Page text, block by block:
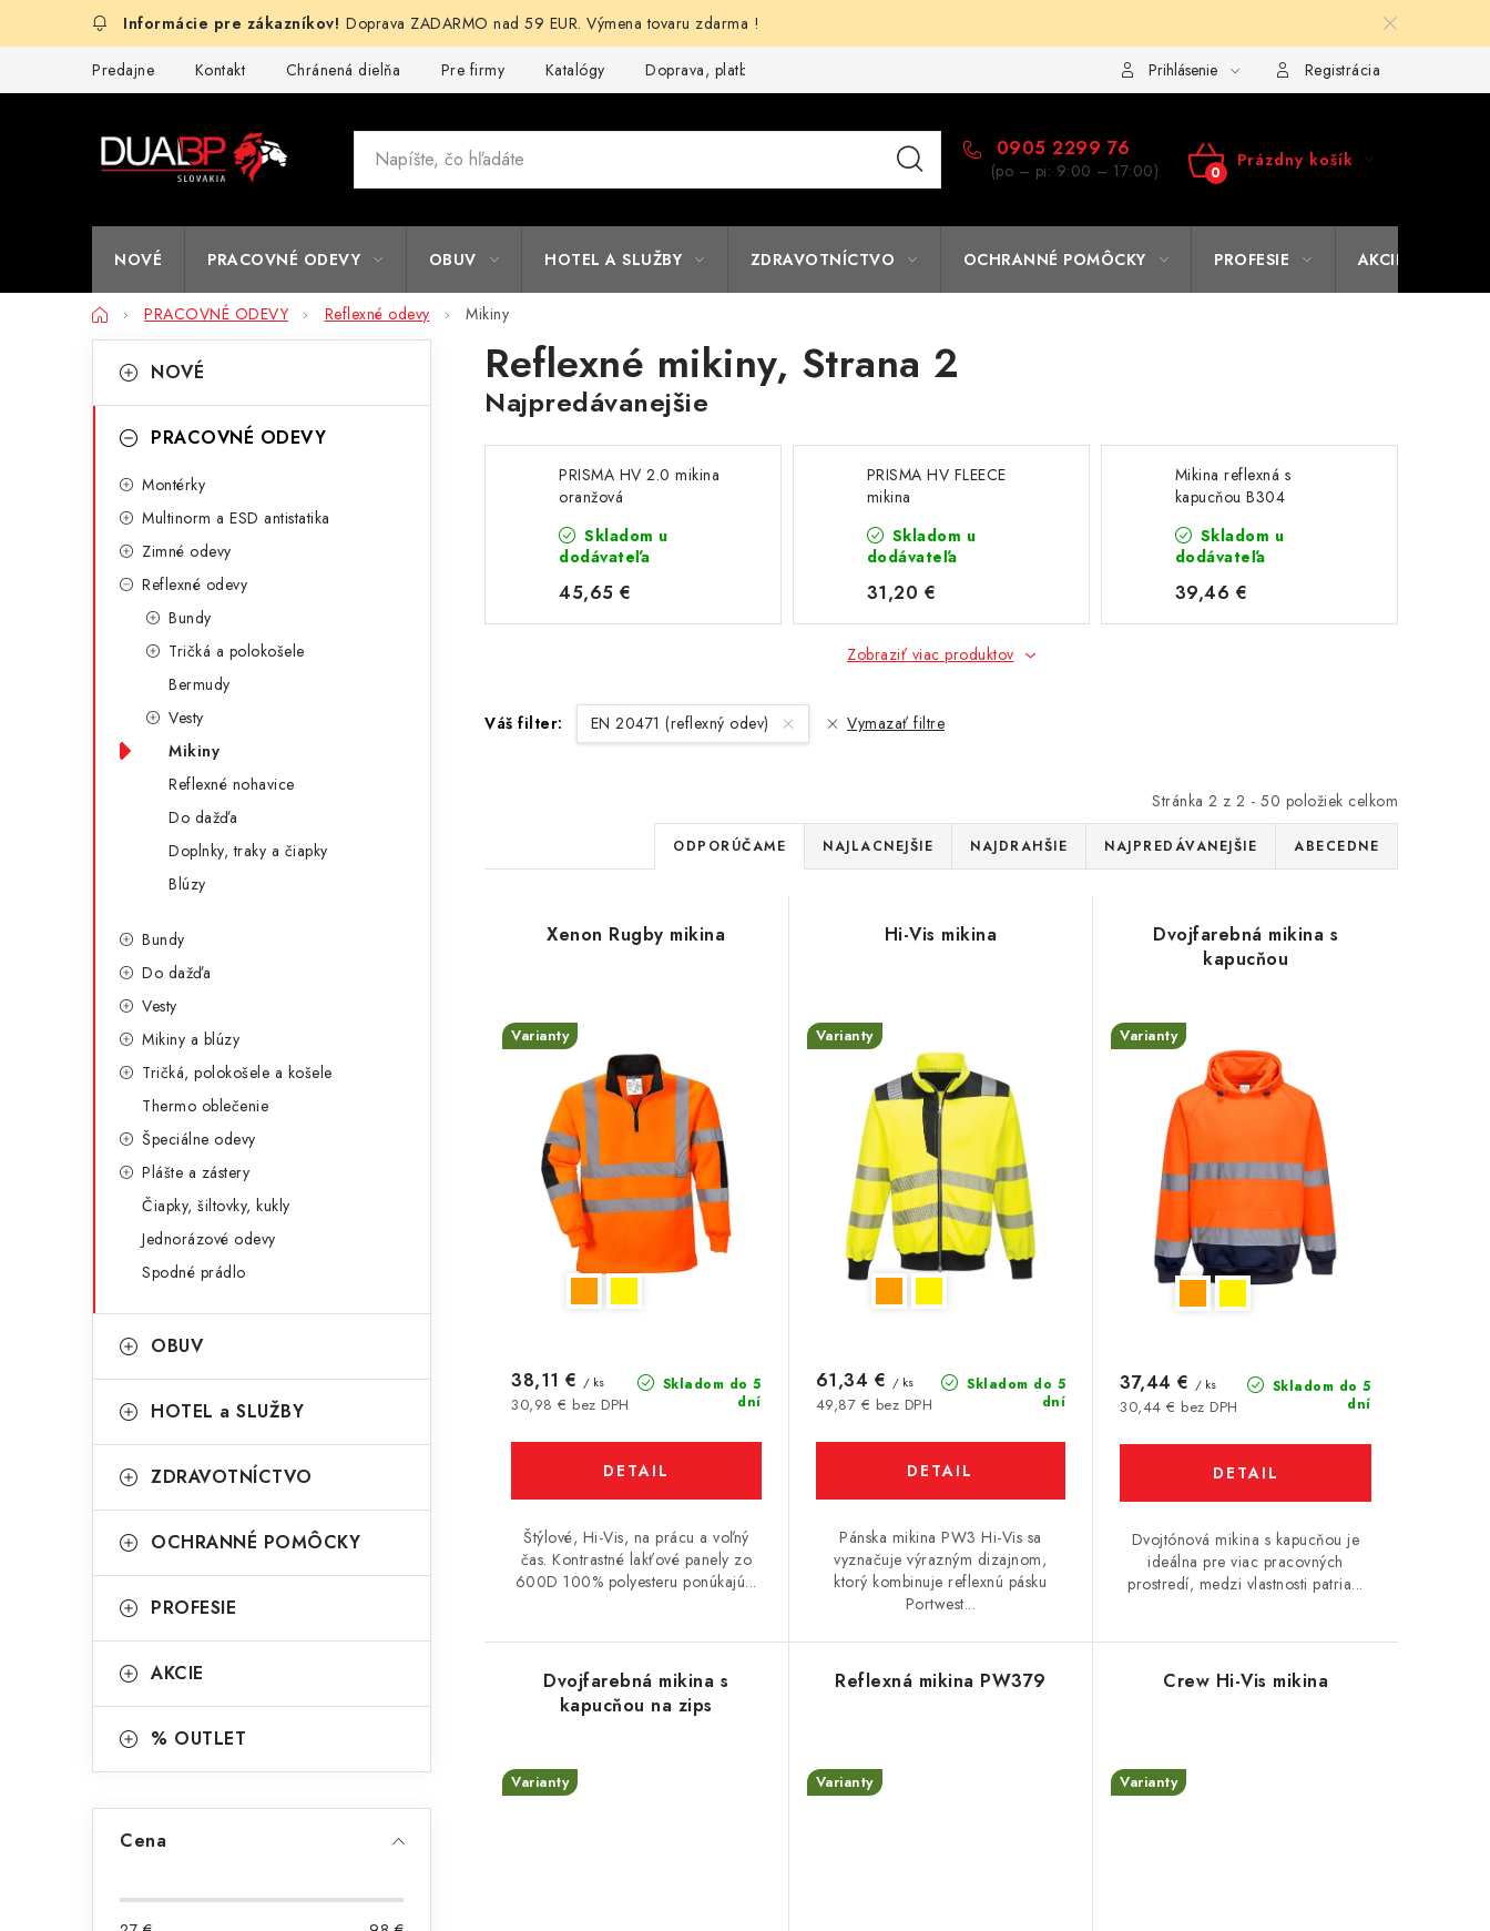
Doprava ZADARMO nad 59 EUR. Výmena tovaru zdarma !
Predajne Kontakt Chránená dielňa Pre firmy Katalógy Doprava, platba a zľavy Formulár na výmenu tovaru Kto sme Reklamačný poriadok
Prihlásenie Registrácia
0905 2299 76
(po – pi: 9:00 – 17:00)
NÁKUPNÝ
Prázdny košík
NOVÉ PRACOVNÉ ODEVY OBUV HOTEL A SLUŽBY ZDRAVOTNÍCTVO OCHRANNÉ POMÔCKY PROFESIE AKCIE
DomovPRACOVNÉ ODEVY Reflexné odevy Mikiny
okategórie
a
NOVÉ
PRACOVNÉ ODEVY
Montérky
Multinorm a ESD antistatika
Zimné odevy
Reflexné odevy
Bundy
Tričká a polokošele
Bermudy
Vesty
Mikiny
Reflexné nohavice
Do dažďa
Doplnky, traky a čiapky
Blúzy
Bundy
Do dažďa
Vesty
Mikiny a blúzy
Tričká, polokošele a košele
Thermo oblečenie
Špeciálne odevy
Plášte a zástery
Čiapky, šiltovky, kukly
Jednorázové odevy
Spodné prádlo
OBUV
HOTEL a SLUŽBY
ZDRAVOTNÍCTVO
OCHRANNÉ POMÔCKY
PROFESIE
AKCIE
% OUTLET
Cena
Reflexné mikiny, Strana 2
Najpredávanejšie
PRISMA HV 2.0 mikina
oranžová
Skladom u
dodávateľa
45,65 €
PRISMA HV FLEECE
mikina
Skladom u
dodávateľa
31,20 €
Mikina reflexná s
kapucňou B304
Skladom u
dodávateľa
39,46 €
Zobraziť viac produktov
Váš filter: EN 20471 (reflexný odev) Vymazať filtre
Stránka 2 z 2 - 50 položiek celkom
R
a
d
i
e
r
o
d
t
o
v
ODPORÚČAME NAJLACNEJŠIE NAJDRAHŠIE NAJPREDÁVANEJŠIE ABECEDNE
p
Xenon Rugby mikina
Varianty
Skladom do 5
dní
30,98 € bez DPH
38,11 € / ks
DETAIL
Štýlové, Hi-Vis, na prácu a voľný
čas. Kontrastné lakťové panely zo
600D 100% polyesteru ponúkajú...
Hi-Vis mikina
Varianty
Skladom do 5
dní
49,87 € bez DPH
61,34 € / ks
DETAIL
Pánska mikina PW3 Hi-Vis sa
vyznačuje výrazným dizajnom,
ktorý kombinuje reflexnú pásku
Portwest...
Dvojfarebná mikina s
kapucňou
Varianty
Skladom do 5
dní
30,44 € bez DPH
37,44 € / ks
DETAIL
Dvojtónová mikina s kapucňou je
ideálna pre viac pracovných
prostredí, medzi vlastnosti patria...
Dvojfarebná mikina s
kapucňou na zips
Varianty
Reflexná mikina PW379
Varianty
Crew Hi-Vis mikina
Varianty